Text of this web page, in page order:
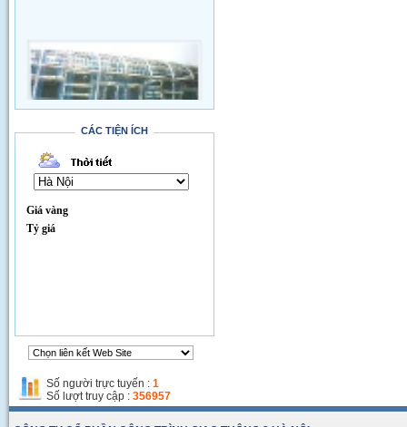
Thi công đường qua SVĐ Quốc Gia
CÁC TIỆN ÍCH
Giá vàng
Tỷ giá
Số người trực tuyến : 1
Số lượt truy cập : 356957